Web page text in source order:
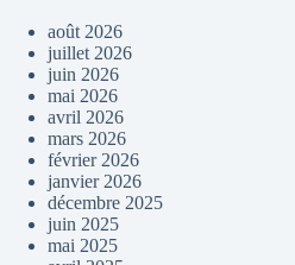
août 2026
juillet 2026
juin 2026
mai 2026
avril 2026
mars 2026
février 2026
janvier 2026
décembre 2025
juin 2025
mai 2025